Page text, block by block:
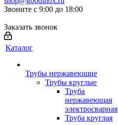
Звоните с 9:00 до 18:00
Заказать звонок
Каталог
Трубы нержавеющие
Трубы круглые
Труба
нержавеющая
электросварная
Труба круглая